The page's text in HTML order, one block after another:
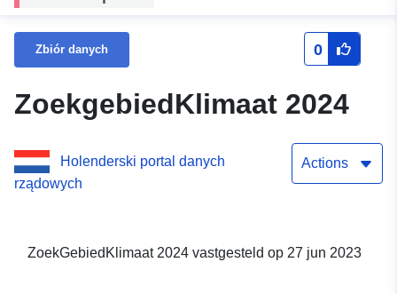
Zbiór danych 0
ZoekgebiedKlimaat 2024
Holenderski portal danych
rządowych
Actions
ZoekGebiedKlimaat 2024 vastgesteld op 27 jun 2023